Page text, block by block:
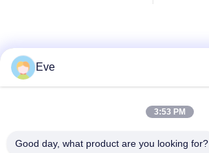
Eve
3:53 PM
Good day, what product are you looking for?